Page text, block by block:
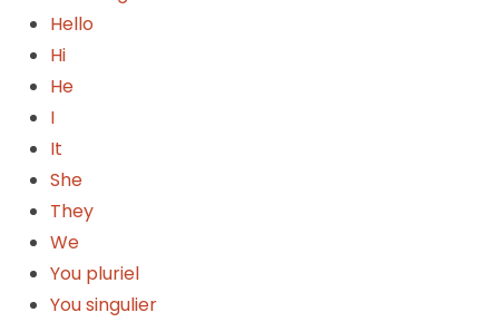
Hello
Hi
He
I
It
She
They
We
You pluriel
You singulier